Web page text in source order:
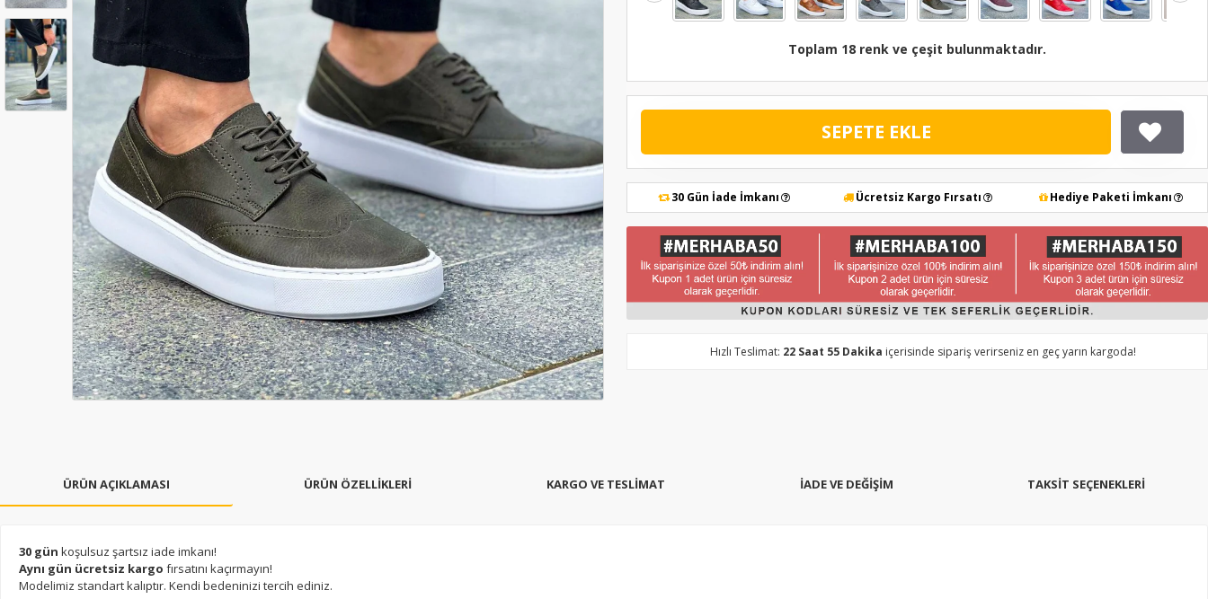
Toplam 18 renk ve çeşit bulunmaktadır.
SEPETE EKLE
30 Gün İade İmkanı Ücretsiz Kargo Fırsatı Hediye Paketi İmkanı
Hızlı Teslimat: 22 Saat 55 Dakika içerisinde sipariş verirseniz en geç yarın kargoda!
ÜRÜN AÇIKLAMASI ÜRÜN ÖZELLİKLERİ KARGO VE TESLİMAT İADE VE DEĞİŞİM TAKSIT SEÇENEKLERI
30 gün koşulsuz şartsız iade imkanı!
Aynı gün ücretsiz kargo fırsatını kaçırmayın!
Modelimiz standart kalıptır. Kendi bedeninizi tercih ediniz.